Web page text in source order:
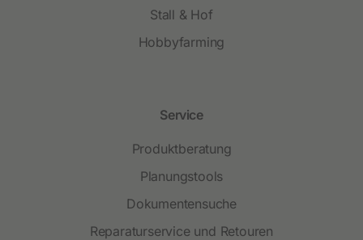
Stall & Hof
Hobbyfarming
Service
Produktberatung
Planungstools
Dokumentensuche
Reparaturservice und Retouren